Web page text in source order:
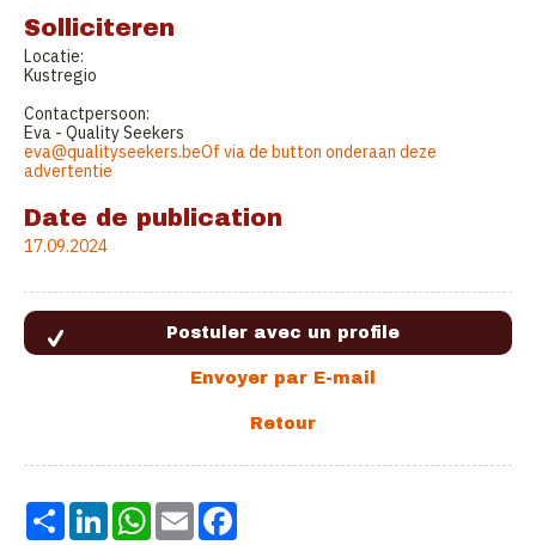
Solliciteren
Locatie:
Kustregio
Contactpersoon:
Eva - Quality Seekers
eva@qualityseekers.beOf via de button onderaan deze
advertentie
Date de publication
17.09.2024
Share LinkedInWhatsApp
Email